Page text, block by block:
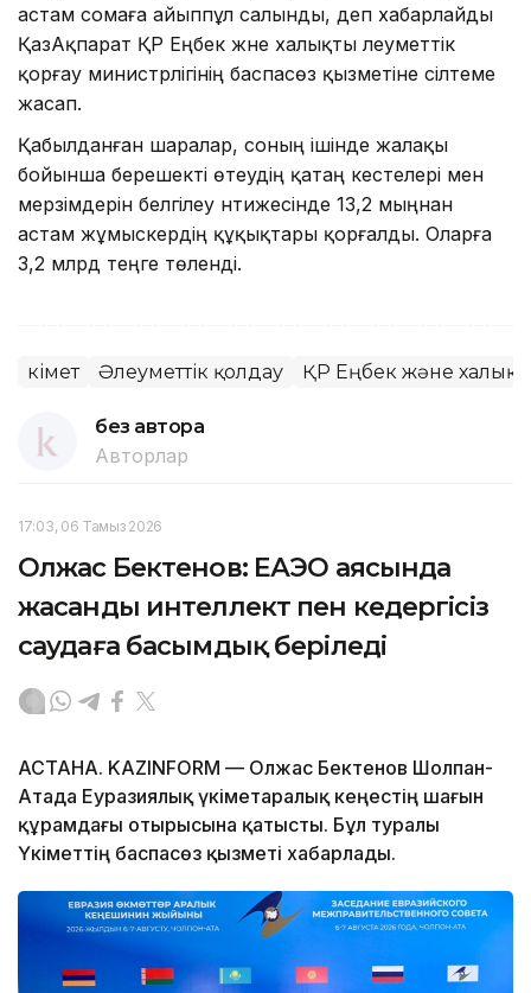
астам сомаға айыппұл салынды, деп хабарлайды
ҚазАқпарат ҚР Еңбек және халықты әлеуметтік
қорғау министрлігінің баспасөз қызметіне сілтеме
жасап.
Қабылданған шаралар, соның ішінде жалақы
бойынша берешекті өтеудің қатаң кестелері мен
мерзімдерін белгілеу нәтижесінде 13,2 мыңнан
астам жұмыскердің құқықтары қорғалды. Оларға
3,2 млрд теңге төленді.
Үкімет Әлеуметтік қолдау ҚР Еңбек және
без автора
Авторлар
17:03, 06 Тамыз 2026
Олжас Бектенов: ЕАЭО аясында
жасанды интеллект пен кедергісіз
саудаға басымдық беріледі
АСТАНА. KAZINFORM — Олжас Бектенов Шолпан-
Атада Еуразиялық үкіметаралық кеңестің шағын
құрамдағы отырысына қатысты. Бұл туралы
Үкіметтің баспасөз қызметі хабарлады.